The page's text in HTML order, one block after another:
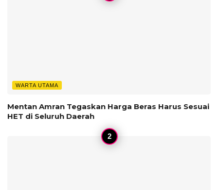
WARTA UTAMA
Mentan Amran Tegaskan Harga Beras Harus Sesuai
HET di Seluruh Daerah